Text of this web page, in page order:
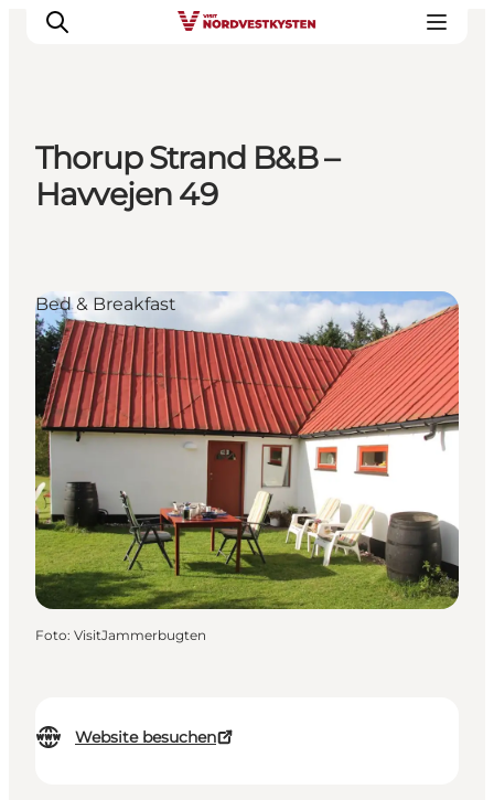
Urlaubsorte
Inspiration
Mach deine Urlaubsplanung
Thorup Strand B&B –
Havvejen 49
Website besuchen
Bed & Breakfast
Foto: VisitJammerbugten